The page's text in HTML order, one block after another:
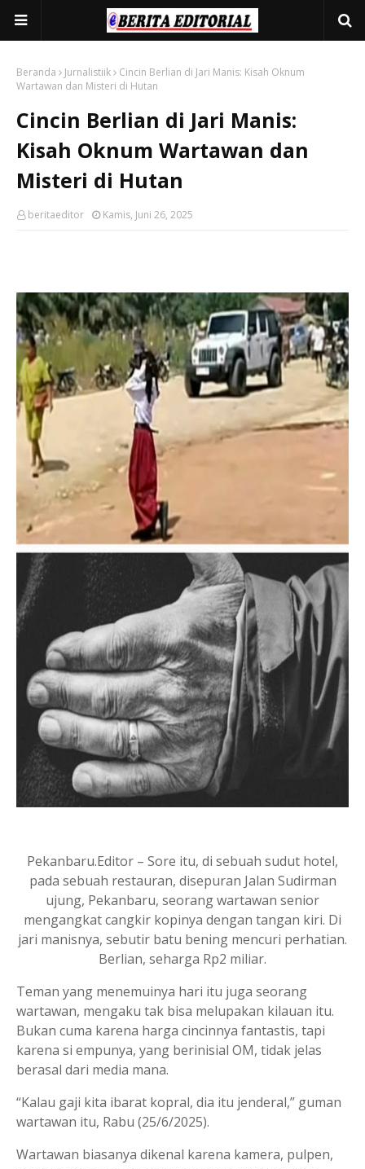
Beranda Jurnalistiik
Cincin Berlian di Jari Manis: Kisah Oknum
Wartawan dan Misteri di Hutan
Cincin Berlian di Jari Manis:
Kisah Oknum Wartawan dan
Misteri di Hutan
beritaeditor Kamis, Juni 26, 2025
Pekanbaru.Editor – Sore itu, di sebuah sudut hotel,
pada sebuah restauran, disepuran Jalan Sudirman
ujung, Pekanbaru, seorang wartawan senior
mengangkat cangkir kopinya dengan tangan kiri. Di
jari manisnya, sebutir batu bening mencuri perhatian.
Berlian, seharga Rp2 miliar.
Teman yang menemuinya hari itu juga seorang
wartawan, mengaku tak bisa melupakan kilauan itu.
Bukan cuma karena harga cincinnya fantastis, tapi
karena si empunya, yang berinisial OM, tidak jelas
berasal dari media mana.
“Kalau gaji kita ibarat kopral, dia itu jenderal,” guman
wartawan itu, Rabu (25/6/2025).
Wartawan biasanya dikenal karena kamera, pulpen,